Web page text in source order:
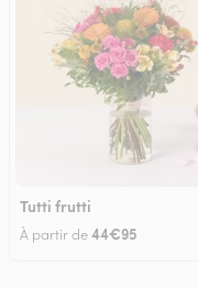
Tutti frutti
À partir de44€95